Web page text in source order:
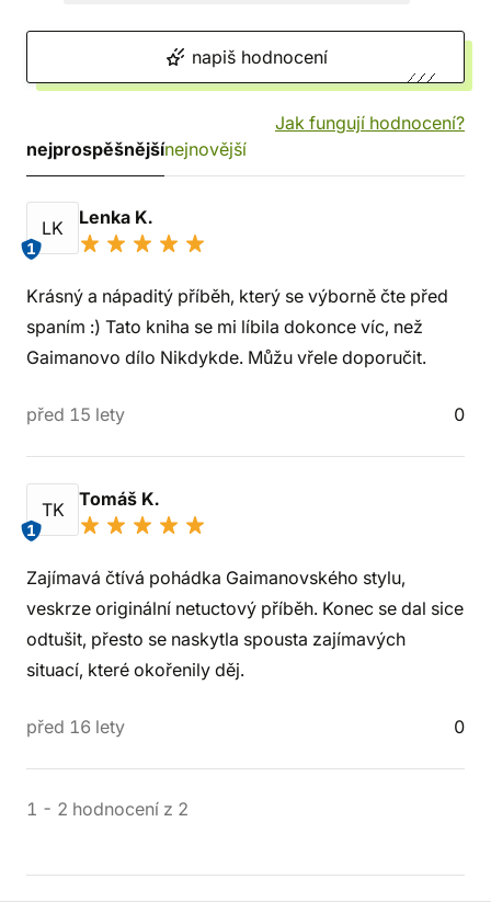
napiš hodnocení
Jak fungují hodnocení?
nejprospěšnějšínejnovější
LK
1
Lenka K.
Krásný a nápaditý příběh, který se výborně čte před
spaním :) Tato kniha se mi líbila dokonce víc, než
Gaimanovo dílo Nikdykde. Můžu vřele doporučit.
před 15 lety 0
TK
1
Tomáš K.
Zajímavá čtívá pohádka Gaimanovského stylu,
veskrze originální netuctový příběh. Konec se dal sice
odtušit, přesto se naskytla spousta zajímavých
situací, které okořenily děj.
před 16 lety 0
1 - 2 hodnocení z 2